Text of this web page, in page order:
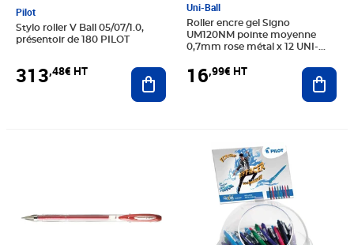
Pilot
Stylo roller V Ball 05/07/1.0,
présentoir de 180 PILOT
313,48€ HT Ajouter au panier
Uni-Ball
Roller encre gel Signo
UM120NM pointe moyenne
0,7mm rose métal x 12 UNI-
16,99€ HT
Prix 245,01€ HT